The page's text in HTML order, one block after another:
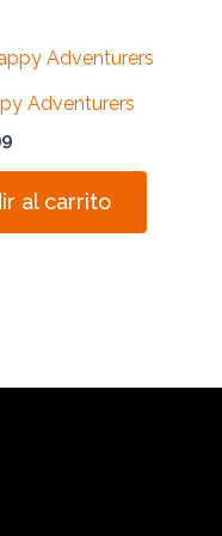
Adventurers
al carrito